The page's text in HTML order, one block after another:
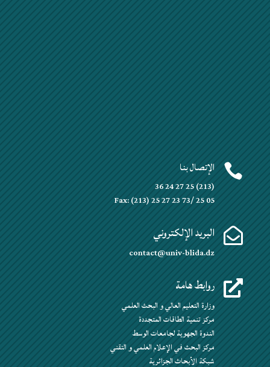
 الإتصال بنا
(213) 25 27 24 36
Fax: (213) 25 27 23 73/ 25 05
 البريد الإلكتروني
contact@univ-blida.dz
 روابط هامة
وزارة التعليم العالي و البحث العلمي
مركز تنمية الطاقات المتجددة
الندوة الجهوية لجامعات الوسط
مركز البحث في الإعلام العلمي و التقني
شبكة الأبحاث الجزائرية